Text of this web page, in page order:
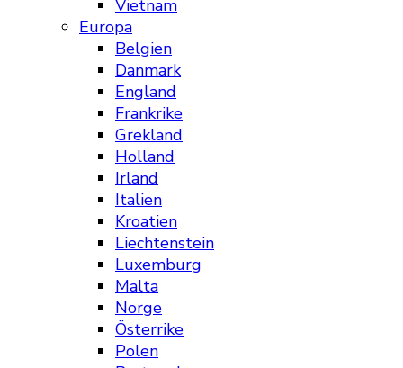
Vietnam
Europa
Belgien
Danmark
England
Frankrike
Grekland
Holland
Irland
Italien
Kroatien
Liechtenstein
Luxemburg
Malta
Norge
Österrike
Polen